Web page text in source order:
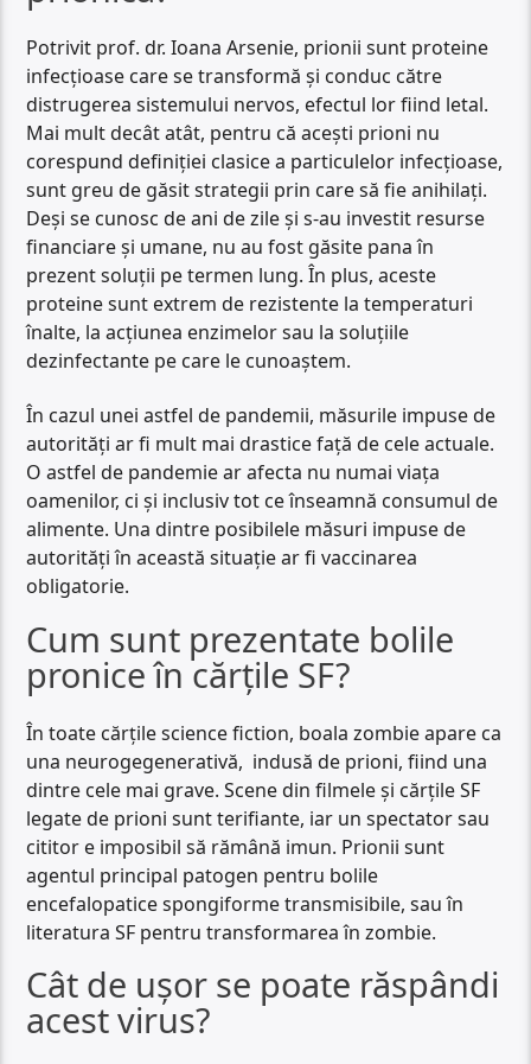
Potrivit prof. dr. Ioana Arsenie, prionii sunt proteine
infecțioase care se transformă și conduc către
distrugerea sistemului nervos, efectul lor fiind letal.
Mai mult decât atât, pentru că acești prioni nu
corespund definiției clasice a particulelor infecțioase,
sunt greu de găsit strategii prin care să fie anihilați.
Deși se cunosc de ani de zile și s-au investit resurse
financiare și umane, nu au fost găsite pana în
prezent soluții pe termen lung. În plus, aceste
proteine sunt extrem de rezistente la temperaturi
înalte, la acțiunea enzimelor sau la soluțiile
dezinfectante pe care le cunoaștem.
În cazul unei astfel de pandemii, măsurile impuse de
autorități ar fi mult mai drastice față de cele actuale.
O astfel de pandemie ar afecta nu numai viața
oamenilor, ci și inclusiv tot ce înseamnă consumul de
alimente. Una dintre posibilele măsuri impuse de
autorități în această situație ar fi vaccinarea
obligatorie.
Cum sunt prezentate bolile
pronice în cărțile SF?
În toate cărțile science fiction, boala zombie apare ca
una neurogegenerativă, indusă de prioni, fiind una
dintre cele mai grave. Scene din filmele și cărțile SF
legate de prioni sunt terifiante, iar un spectator sau
cititor e imposibil să rămână imun. Prionii sunt
agentul principal patogen pentru bolile
encefalopatice spongiforme transmisibile, sau în
literatura SF pentru transformarea în zombie.
Cât de ușor se poate răspândi
acest virus?